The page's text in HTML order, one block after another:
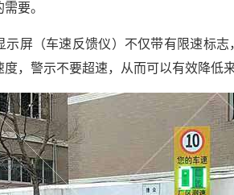
要。
示屏（车速反馈仪）不仅带有限速标
，警示不要超速，从而可以有效降低